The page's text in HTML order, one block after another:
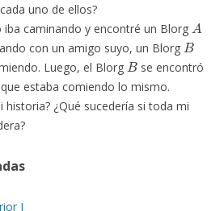
uno de ellos?
iba caminando y encontré un Blorg
A
con un amigo suyo, un Blorg
B
Luego, el Blorg
B
se encontró
estaba comiendo lo mismo.
historia? ¿Qué sucedería si toda mi
I